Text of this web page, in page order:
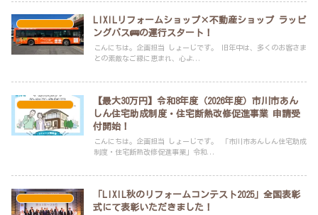
LIXILリフォームショップ×不動産ショップ ラッピ
ングバス🚌の運行スタート！
こんにちは。企画担当 しょーじです。 旧年中は、多くのお客さま
との素敵なご縁に恵まれ、心よ...
【最大30万円】令和8年度（2026年度）市川市あん
しん住宅助成制度・住宅断熱改修促進事業 申請受
付開始！
こんにちは。企画担当 しょーじです。 「市川市あんしん住宅助成
制度・住宅断熱改修促進事業」令和...
「LIXIL秋のリフォームコンテスト2025」全国表彰
式にて表彰いただきました！